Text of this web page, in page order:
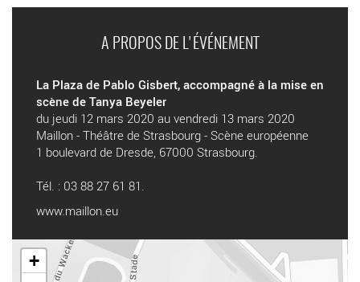
A PROPOS DE L'ÉVÉNEMENT
La Plaza de Pablo Gisbert, accompagné à la mise en
scène de Tanya Beyeler
du jeudi 12 mars 2020 au vendredi 13 mars 2020
Maillon - Théâtre de Strasbourg - Scène européenne
1 boulevard de Dresde, 67000 Strasbourg.
Tél. : 03 88 27 61 81.
www.maillon.eu
+